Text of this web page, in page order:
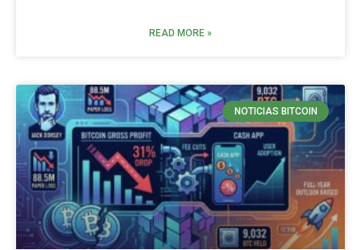
READ MORE »
NOTICIAS BITCOIN